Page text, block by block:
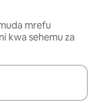
mrefu
kwa sehemu za
kutumia vitufe vya